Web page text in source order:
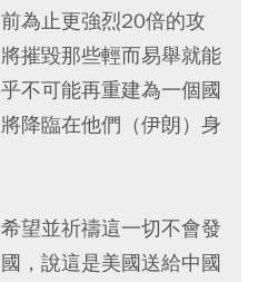
為止更強烈20倍的攻
摧毀那些輕而易舉就能
不可能再重建為一個國
降臨在他們（伊朗）身
望並祈禱這一切不會發
，說這是美國送給中國